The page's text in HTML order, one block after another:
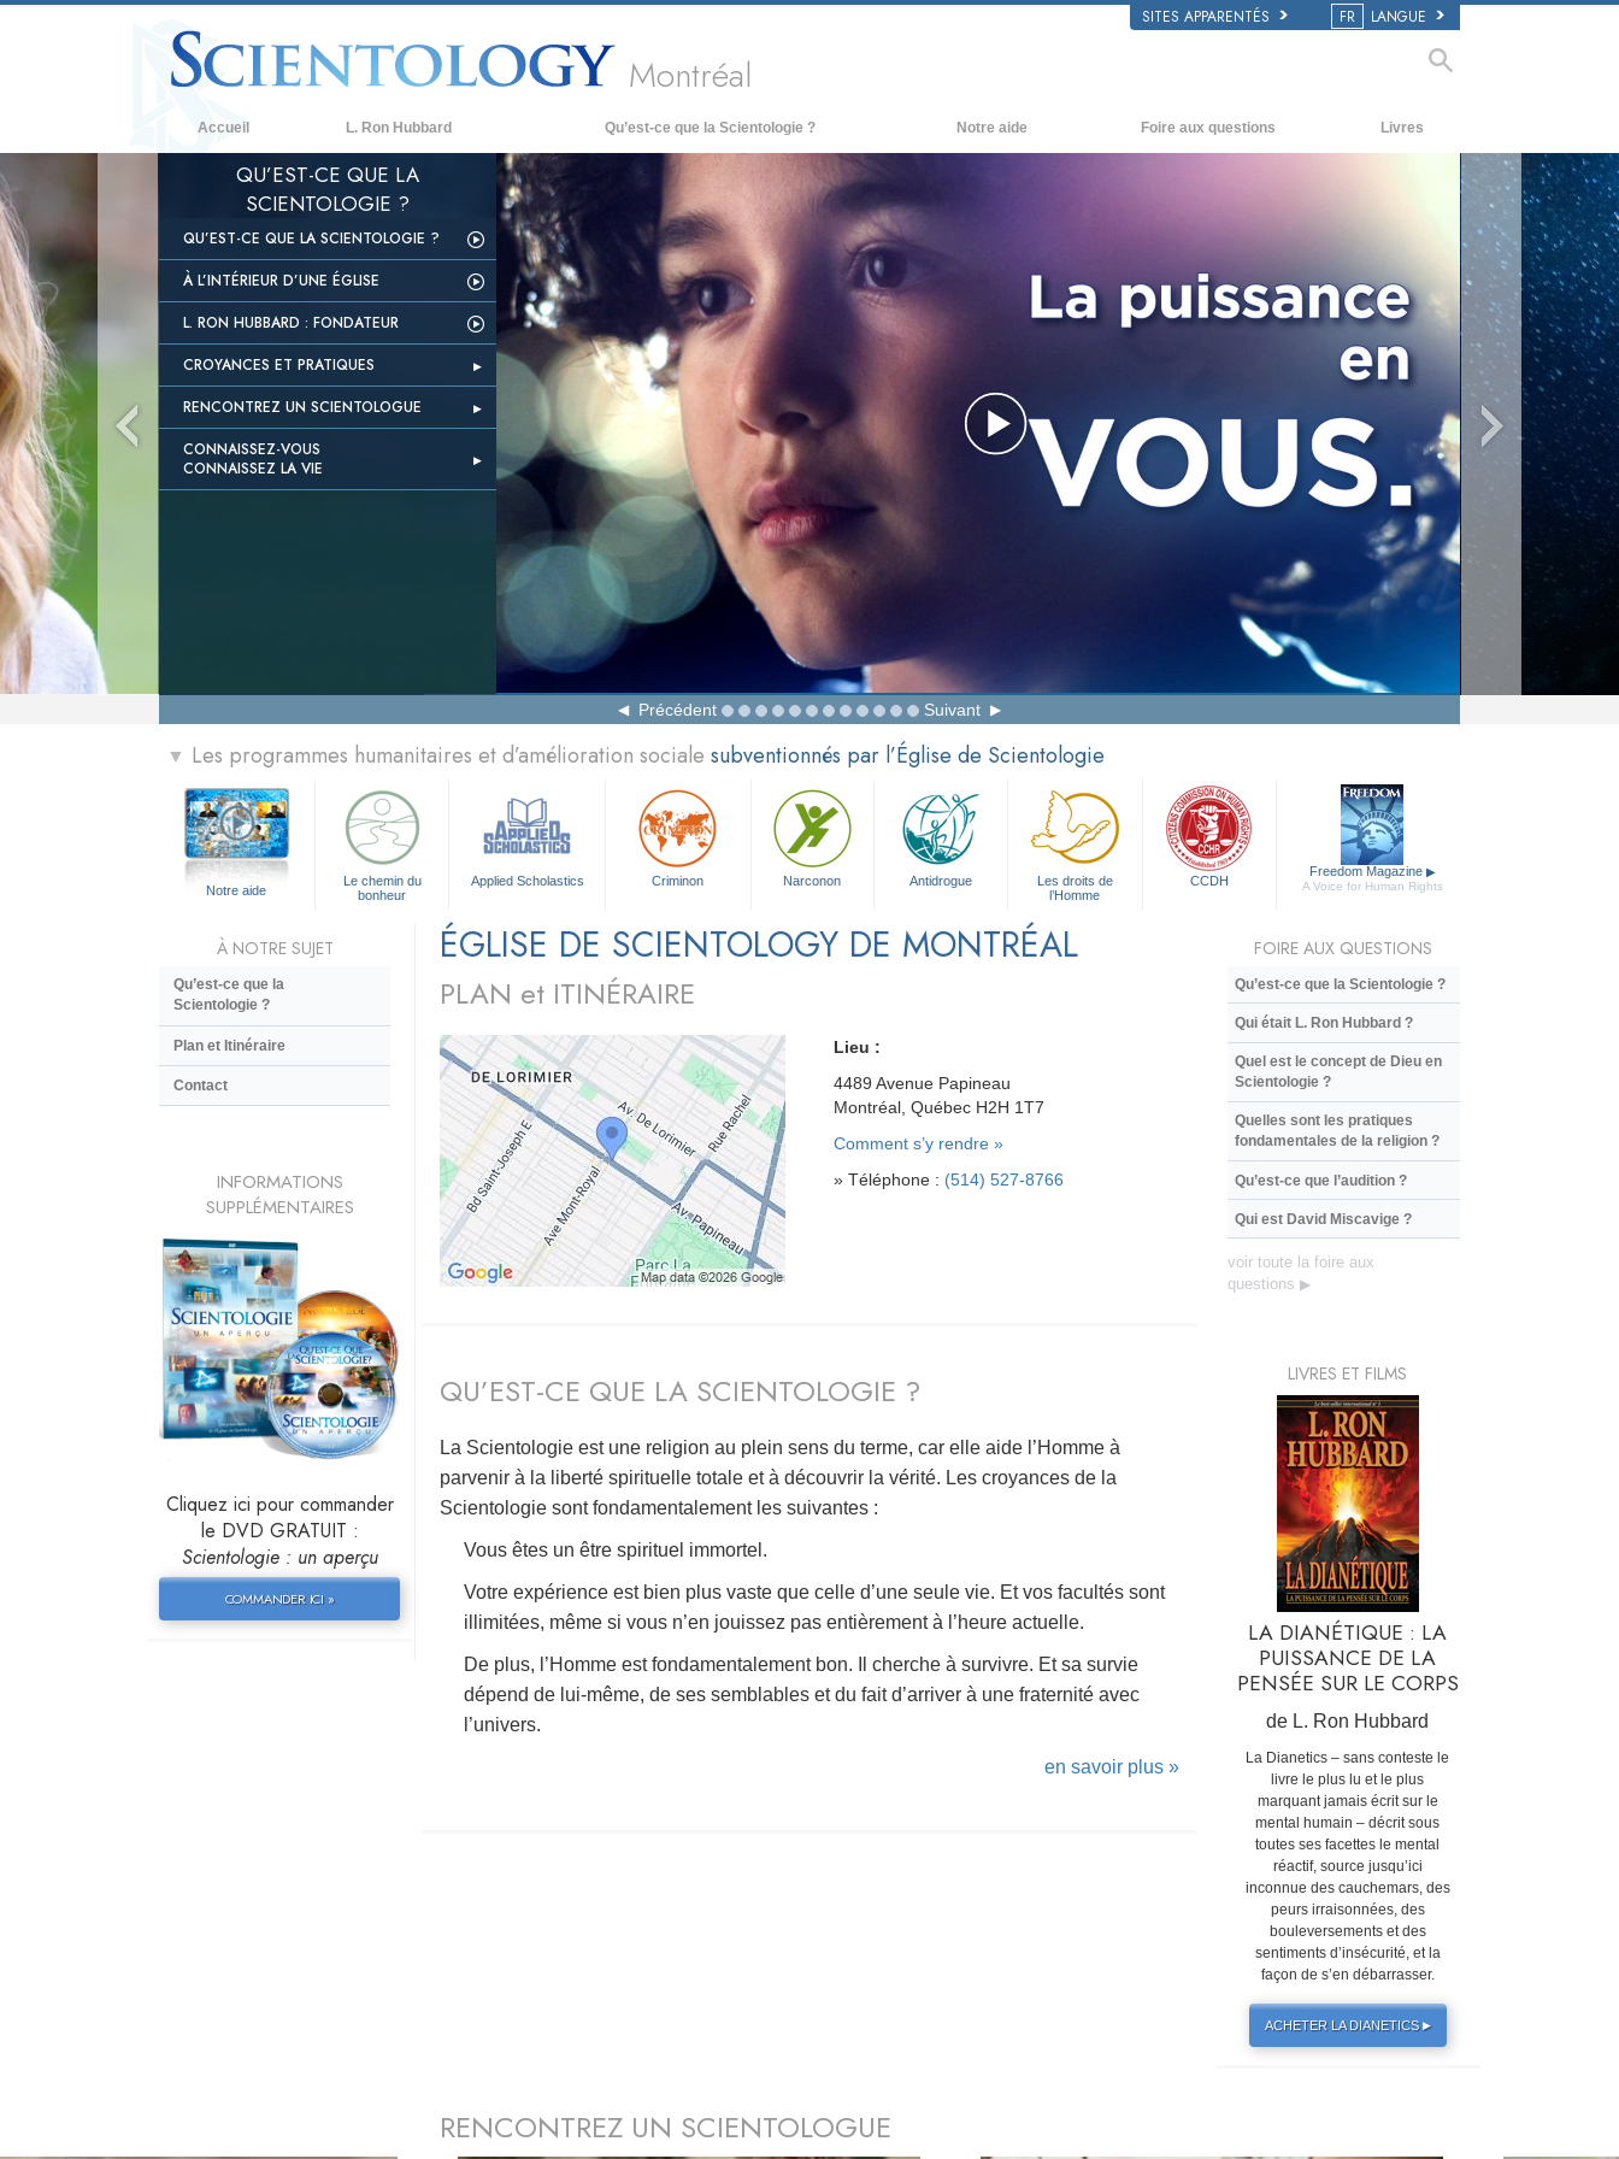
SITES APPARENTÉS FR LANGUE
Montréal
Accueil L. Ron Hubbard Qu’est-ce que la Scientologie ?
Croyances et pratiques
Credos et Codes de Scientologie
Les scientologues et la Scientologie
Rencontrez un scientologue
À l’intérieur d’une église
Les principes de base de la Scientologie
La Dianétique : Une introduction
Amour et haine –
Qu’est-ce que la grandeur ?
Notre aide Foire aux questions Livres
Films
Play
QU’EST-CE QUE LA
SCIENTOLOGIE ?
QU’EST-CE QUE LA SCIENTOLOGIE ?
À L’INTÉRIEUR D’UNE ÉGLISE
L. RON HUBBARD : FONDATEUR
CROYANCES ET PRATIQUES
RENCONTREZ UN SCIENTOLOGUE
CONNAISSEZ-VOUS
CONNAISSEZ LA VIE
Précédent Suivant
▼ Les programmes humanitaires et d’amélioration sociale subventionnés par l’Église de Scientologie
Notre aide
Le chemin du
bonheur
Applied Scholastics Criminon Narconon Antidrogue
Les droits de
l’Homme
CCDH
Freedom Magazine ▶
A Voice for Human Rights
ÉGLISE DE SCIENTOLOGY DE MONTRÉAL
PLAN et ITINÉRAIRE
Lieu :
4489 Avenue Papineau
Montréal, Québec H2H 1T7
Comment s’y rendre »
» Téléphone : (514) 527-8766
QU’EST-CE QUE LA SCIENTOLOGIE ?
La Scientologie est une religion au plein sens du terme, car elle aide l’Homme à
parvenir à la liberté spirituelle totale et à découvrir la vérité. Les croyances de la
Scientologie sont fondamentalement les suivantes :
Vous êtes un être spirituel immortel.
Votre expérience est bien plus vaste que celle d’une seule vie. Et vos facultés sont
illimitées, même si vous n’en jouissez pas entièrement à l’heure actuelle.
De plus, l’Homme est fondamentalement bon. Il cherche à survivre. Et sa survie
dépend de lui-même, de ses semblables et du fait d’arriver à une fraternité avec
l’univers.
en savoir plus »
À NOTRE SUJET
Qu’est-ce que la
Scientologie ?
Plan et Itinéraire
Contact
INFORMATIONS
SUPPLÉMENTAIRES
Cliquez ici pour commander
le DVD GRATUIT :
Scientologie : un aperçu
COMMANDER ICI »
FOIRE AUX QUESTIONS
Qu’est-ce que la Scientologie ?
Qui était L. Ron Hubbard ?
Quel est le concept de Dieu en
Scientologie ?
Quelles sont les pratiques
fondamentales de la religion ?
Qu’est-ce que l’audition ?
Qui est David Miscavige ?
voir toute la foire aux
questions ▶
LIVRES ET FILMS
LA DIANÉTIQUE : LA
PUISSANCE DE LA
PENSÉE SUR LE CORPS
de L. Ron Hubbard
La Dianetics – sans conteste le
livre le plus lu et le plus
marquant jamais écrit sur le
mental humain – décrit sous
toutes ses facettes le mental
réactif, source jusqu’ici
inconnue des cauchemars, des
peurs irraisonnées, des
bouleversements et des
sentiments d’insécurité, et la
façon de s’en débarrasser.
ACHETER LA DIANETICS ▶
RENCONTREZ UN SCIENTOLOGUE